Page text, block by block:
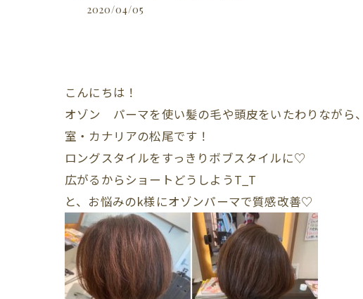
2020/04/05
こんにちは！
オゾン パーマを使い髪の毛や頭皮をいたわりながら
室・カナリアの松尾です ！
ロングスタイルをすっきりボブスタイルに♡
広がるからショートどうしようT_T
と、お悩みのk様にオゾンパーマで質感改善♡